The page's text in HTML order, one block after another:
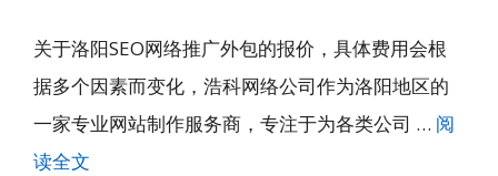
关于洛阳SEO网络推广外包的报价，具体费用会根
据多个因素而变化，浩科网络公司作为洛阳地区的
一家专业网站制作服务商，专注于为各类公司 … 阅
读全文